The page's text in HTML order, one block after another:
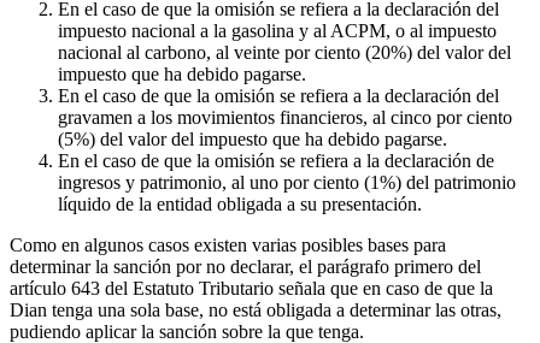
En el caso de que la omisión se refiera a la declaración del
impuesto nacional a la gasolina y al ACPM, o al impuesto
nacional al carbono, al veinte por ciento (20%) del valor del
impuesto que ha debido pagarse.
En el caso de que la omisión se refiera a la declaración del
gravamen a los movimientos financieros, al cinco por ciento
(5%) del valor del impuesto que ha debido pagarse.
En el caso de que la omisión se refiera a la declaración de
ingresos y patrimonio, al uno por ciento (1%) del patrimonio
líquido de la entidad obligada a su presentación.
Como en algunos casos existen varias posibles bases para
determinar la sanción por no declarar, el parágrafo primero del
artículo 643 del Estatuto Tributario señala que en caso de que la
Dian tenga una sola base, no está obligada a determinar las otras,
pudiendo aplicar la sanción sobre la que tenga.